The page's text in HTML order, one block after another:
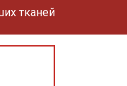
тканей